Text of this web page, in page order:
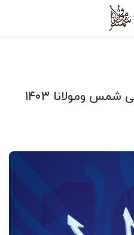
دهمین همایش بین المللی شمس ومولانا ۱۴۰۳